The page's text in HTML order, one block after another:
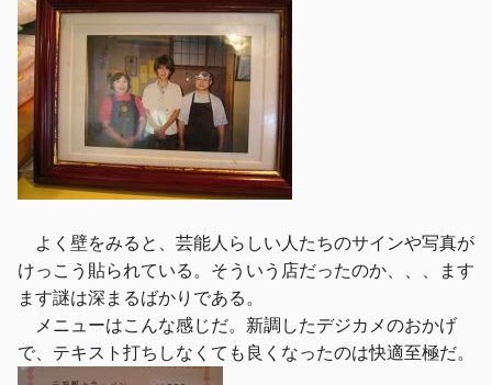
よく壁をみると、芸能人らしい人たちのサインや写真が
けっこう貼られている。そういう店だったのか、、、ます
ます謎は深まるばかりである。
メニューはこんな感じだ。新調したデジカメのおかげ
で、テキスト打ちしなくても良くなったのは快適至極だ。